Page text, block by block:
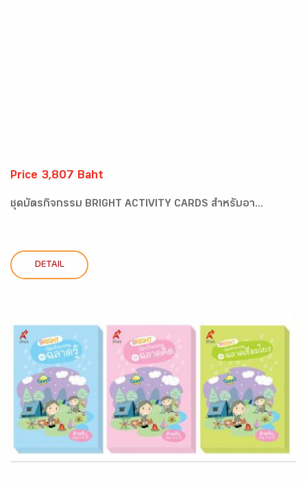
Price 3,807 Baht
ชุดบัตรกิจกรรม BRIGHT ACTIVITY CARDS สำหรับอา...
DETAIL